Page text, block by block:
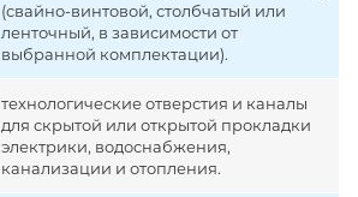
(свайно-винтовой, столбчатый или
ленточный, в зависимости от
выбранной комплектации).
технологические отверстия и каналы
для скрытой или открытой прокладки
электрики, водоснабжения,
канализации и отопления.